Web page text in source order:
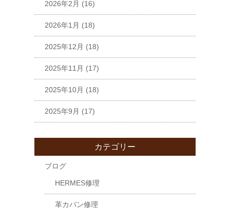
2026年2月 (16)
2026年1月 (18)
2025年12月 (18)
2025年11月 (17)
2025年10月 (18)
2025年9月 (17)
カテゴリー
ブログ
HERMES修理
革カバン修理